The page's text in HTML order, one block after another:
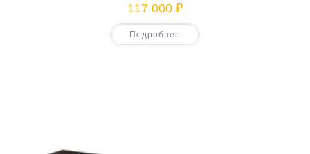
117 000 ₽
Подробнее